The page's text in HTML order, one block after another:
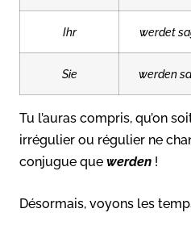
Ihr werdet
Sie werden
Tu l’auras compris, qu’on
irrégulier ou régulier ne
conjugue que werden !
Désormais, voyons les